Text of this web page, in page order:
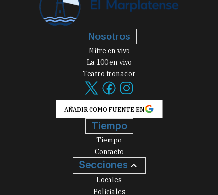
Nosotros
Mitre en vivo
La 100 en vivo
Teatro tronador
AÑADIR COMO FUENTE EN
Tiempo
Tiempo
Contacto
Secciones
Locales
Policiales